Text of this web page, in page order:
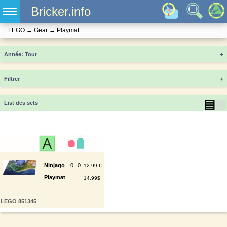
Bricker.info
LEGO → Gear → Playmat
Année +
Filtrer +
List des sets ▤
LEGO 851345
Ninjago
Playmat
0 0 12.99 €
14.99$